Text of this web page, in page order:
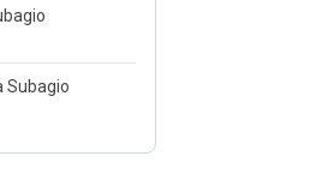
Subagio